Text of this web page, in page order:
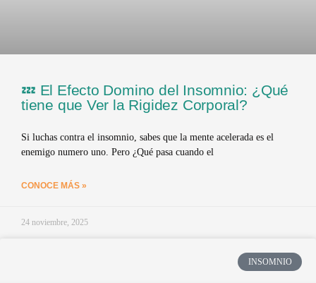
💤 El Efecto Domino del Insomnio: ¿Qué
tiene que Ver la Rigidez Corporal?
Si luchas contra el insomnio, sabes que la mente acelerada es el
enemigo numero uno. Pero ¿Qué pasa cuando el
CONOCE MÁS »
24 noviembre, 2025
INSOMNIO